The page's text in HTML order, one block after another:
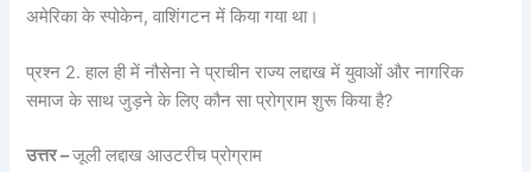
अमेरिका के स्पोकेन, वाशिंगटन में किया गया था।
प्रश्न 2. हाल ही में नौसेना ने प्राचीन राज्य लद्दाख में युवाओं और नागरिक
समाज के साथ जुड़ने के लिए कौन सा प्रोग्राम शुरू किया है?
उत्तर –जूली लद्दाख आउटरीच प्रोग्राम